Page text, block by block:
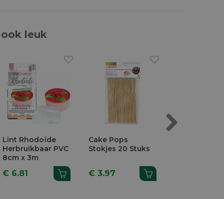
leuk
Lint Rhodoïde
Herbruikbaar PVC
8cm x 3m
€ 6.81
Cake Pops
Stokjes 20 Stuks
€ 3.97